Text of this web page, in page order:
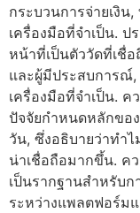
กระบวนการจ่ายเงิน
เครื่องมือที่จำเป็น.
หน้าที่เป็นตัววัดที่เชื่อ
และผู้มีประสบการณ์,
เครื่องมือที่จำเป็น. ค
ปัจจัยกำหนดหลักขอ
วัน, ซึ่งอธิบายว่าทำ
น่าเชื่อถือมากขึ้น. ค
เป็นรากฐานสำหรับก
ระหว่างแพลตฟอร์มแ